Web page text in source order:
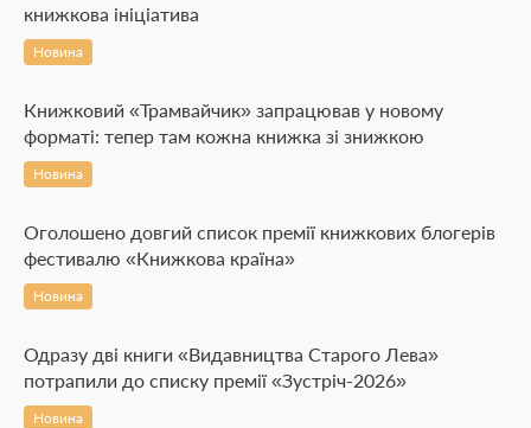
книжкова ініціатива
Новина
Книжковий «Трамвайчик» запрацював у новому
форматі: тепер там кожна книжка зі знижкою
Новина
Оголошено довгий список премії книжкових блогерів
фестивалю «Книжкова країна»
Новина
Одразу дві книги «Видавництва Старого Лева»
потрапили до списку премії «Зустріч-2026»
Новина